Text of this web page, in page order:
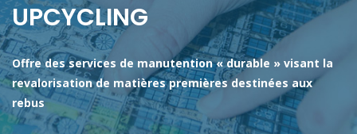
UPCYCLING
Offre des services de manutention « durable » visant la
revalorisation de matières premières destinées aux
rebus